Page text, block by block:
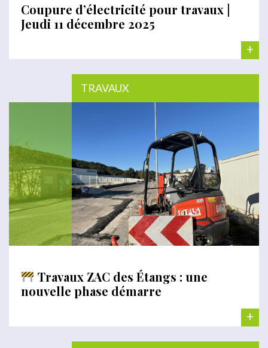
Coupure d’électricité pour travaux |
Jeudi 11 décembre 2025
+
TRAVAUX
Travaux ZAC des Étangs : une
nouvelle phase démarre
+